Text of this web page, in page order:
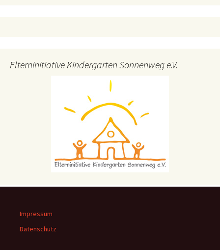
Elterninitiative Kindergarten Sonnenweg e.V.
Impressum
Datenschutz